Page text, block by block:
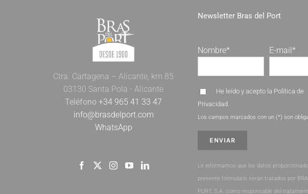
Ctra. Cartagena – Alicante, km 85
03130 Santa Pola - Alicante
Teléfono +34 965 41 33 47
info@brasdelport.com
WhatsApp
Newsletter Bras del Port
Nombre* E-mail*
He leído y acepto la Política de
Privacidad.
Los campos marcados con un (*) son
Le informamos que los datos
presente formulario serán tratados por
PORT, S.A. como responsable del